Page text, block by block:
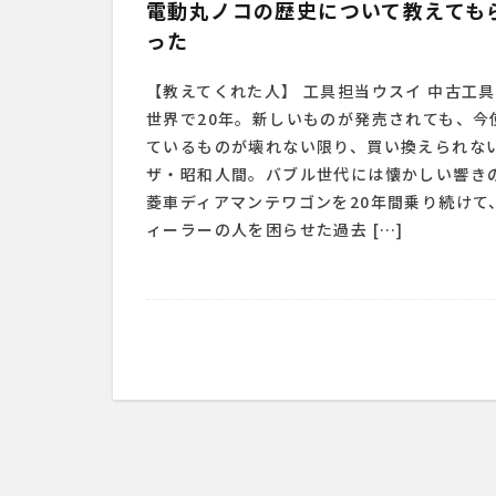
電動丸ノコの歴史について教えても
った
【教えてくれた人】 工具担当ウスイ 中古工
世界で20年。新しいものが発売されても、今
ているものが壊れない限り、買い換えられな
ザ・昭和人間。バブル世代には懐かしい響き
菱車ディアマンテワゴンを20年間乗り続けて
ィーラーの人を困らせた過去 […]